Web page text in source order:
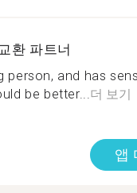
환 파트너
person, and has
be better...더 보기
앱